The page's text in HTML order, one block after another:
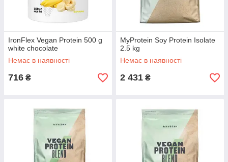
IronFlex Vegan Protein 500 g
white chocolate
Немає в наявності
716 ₴
MyProtein Soy Protein Isolate
2.5 kg
Немає в наявності
2 431 ₴